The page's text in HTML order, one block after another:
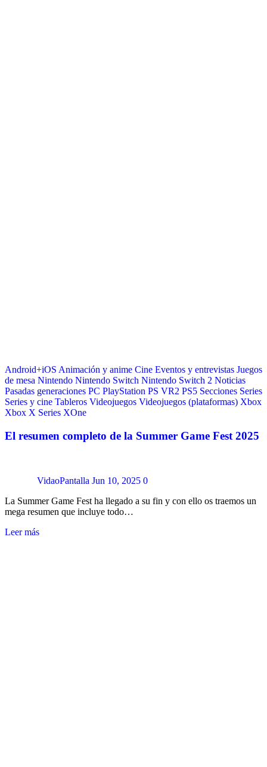
Android+iOS Animación y anime Cine Eventos y entrevistas Juegos
de mesa Nintendo Nintendo Switch Nintendo Switch 2 Noticias
Pasadas generaciones PC PlayStation PS VR2 PS5 Secciones Series
Series y cine Tableros Videojuegos Videojuegos (plataformas) Xbox
Xbox X Series XOne
El resumen completo de la Summer Game Fest 2025
VidaoPantalla Jun 10, 2025 0
La Summer Game Fest ha llegado a su fin y con ello os traemos un
mega resumen que incluye todo…
Leer más